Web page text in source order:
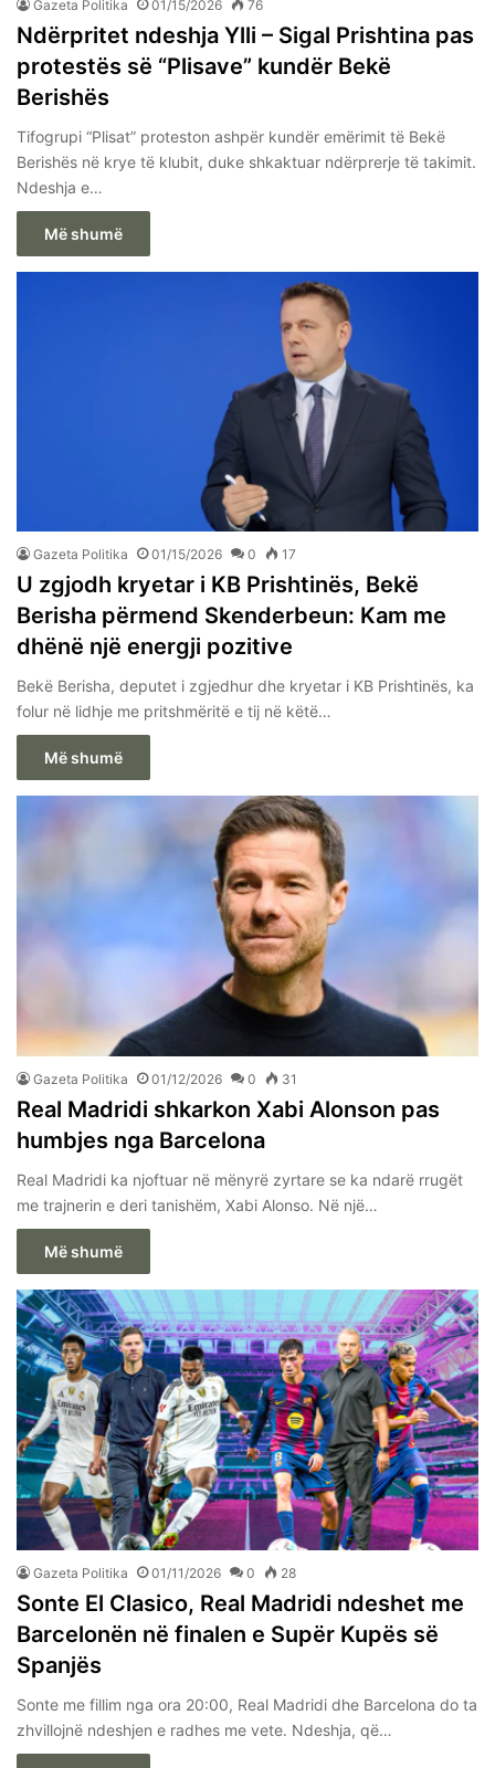
Gazeta Politika 01/15/2026 76
Ndërpritet ndeshja Ylli – Sigal Prishtina pas
protestës së “Plisave” kundër Bekë
Berishës
Tifogrupi “Plisat” proteston ashpër kundër emërimit të Bekë
Berishës në krye të klubit, duke shkaktuar ndërprerje të takimit.
Ndeshja e…
Më shumë
Gazeta Politika 01/15/2026 0 17
U zgjodh kryetar i KB Prishtinës, Bekë
Berisha përmend Skenderbeun: Kam me
dhënë një energji pozitive
Bekë Berisha, deputet i zgjedhur dhe kryetar i KB Prishtinës, ka
folur në lidhje me pritshmëritë e tij në këtë…
Më shumë
Gazeta Politika 01/12/2026 0 31
Real Madridi shkarkon Xabi Alonson pas
humbjes nga Barcelona
Real Madridi ka njoftuar në mënyrë zyrtare se ka ndarë rrugët
me trajnerin e deri tanishëm, Xabi Alonso. Në një…
Më shumë
Gazeta Politika 01/11/2026 0 28
Sonte El Clasico, Real Madridi ndeshet me
Barcelonën në finalen e Supër Kupës së
Spanjës
Sonte me fillim nga ora 20:00, Real Madridi dhe Barcelona do ta
zhvillojnë ndeshjen e radhes me vete. Ndeshja, që…